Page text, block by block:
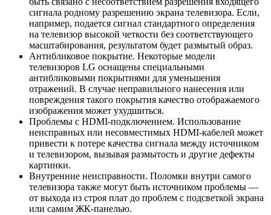
сигнала родному разрешению экрана телевизора. Если,
например, подается сигнал стандартного определения
на телевизор высокой четкости без соответствующего
масштабирования, результатом будет размытый образ.
Антибликовое покрытие. Некоторые модели
телевизоров LG оснащены специальными
антибликовыми покрытиями для уменьшения
отражений. В случае неправильного нанесения или
повреждения такого покрытия качество отображаемого
изображения может ухудшиться.
Проблемы с HDMI-подключением. Использование
неисправных или несовместимых HDMI-кабелей может
привести к потере качества сигнала между источником
и телевизором, вызывая размытость и другие дефекты
картинки.
Внутренние неисправности. Поломки внутри самого
телевизора также могут быть источником проблемы —
от выхода из строя плат до проблем с подсветкой экрана
или самим ЖК-панелью.